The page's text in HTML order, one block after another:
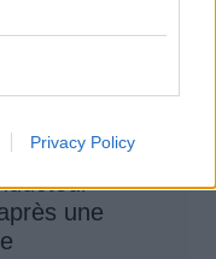
Privacy Policy
une